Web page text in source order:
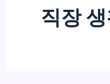
직장